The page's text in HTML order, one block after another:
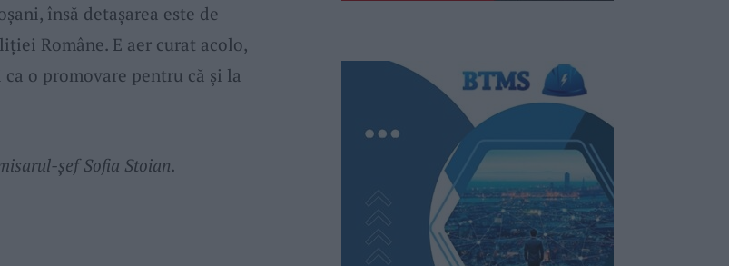
însă detaşarea este de
Române. E aer curat acolo,
o promovare pentru că şi la
şef Sofia Stoian.